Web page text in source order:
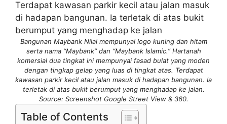
Bangunan Maybank Nilai mempunyai logo kuning dan hitam
serta nama “Maybank” dan “Maybank Islamic.” Hartanah
komersial dua tingkat ini mempunyai fasad bulat yang moden
dengan tingkap gelap yang luas di tingkat atas. Terdapat
kawasan parkir kecil atau jalan masuk di hadapan bangunan. Ia
terletak di atas bukit berumput yang menghadap ke jalan.
Source: Screenshot Google Street View & 360.
Table of Contents